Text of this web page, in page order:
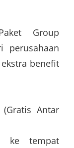
Group
perusahaan
benefit
Antar
ke tempat